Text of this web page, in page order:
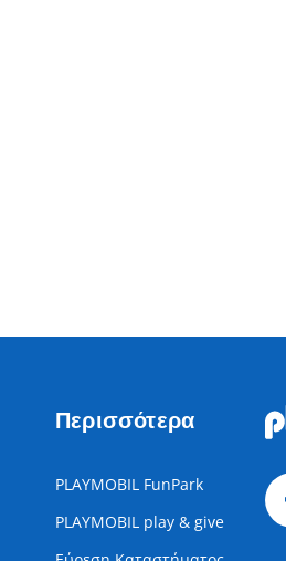
Περισσότερα
PLAYMOBIL FunPark
PLAYMOBIL play & give